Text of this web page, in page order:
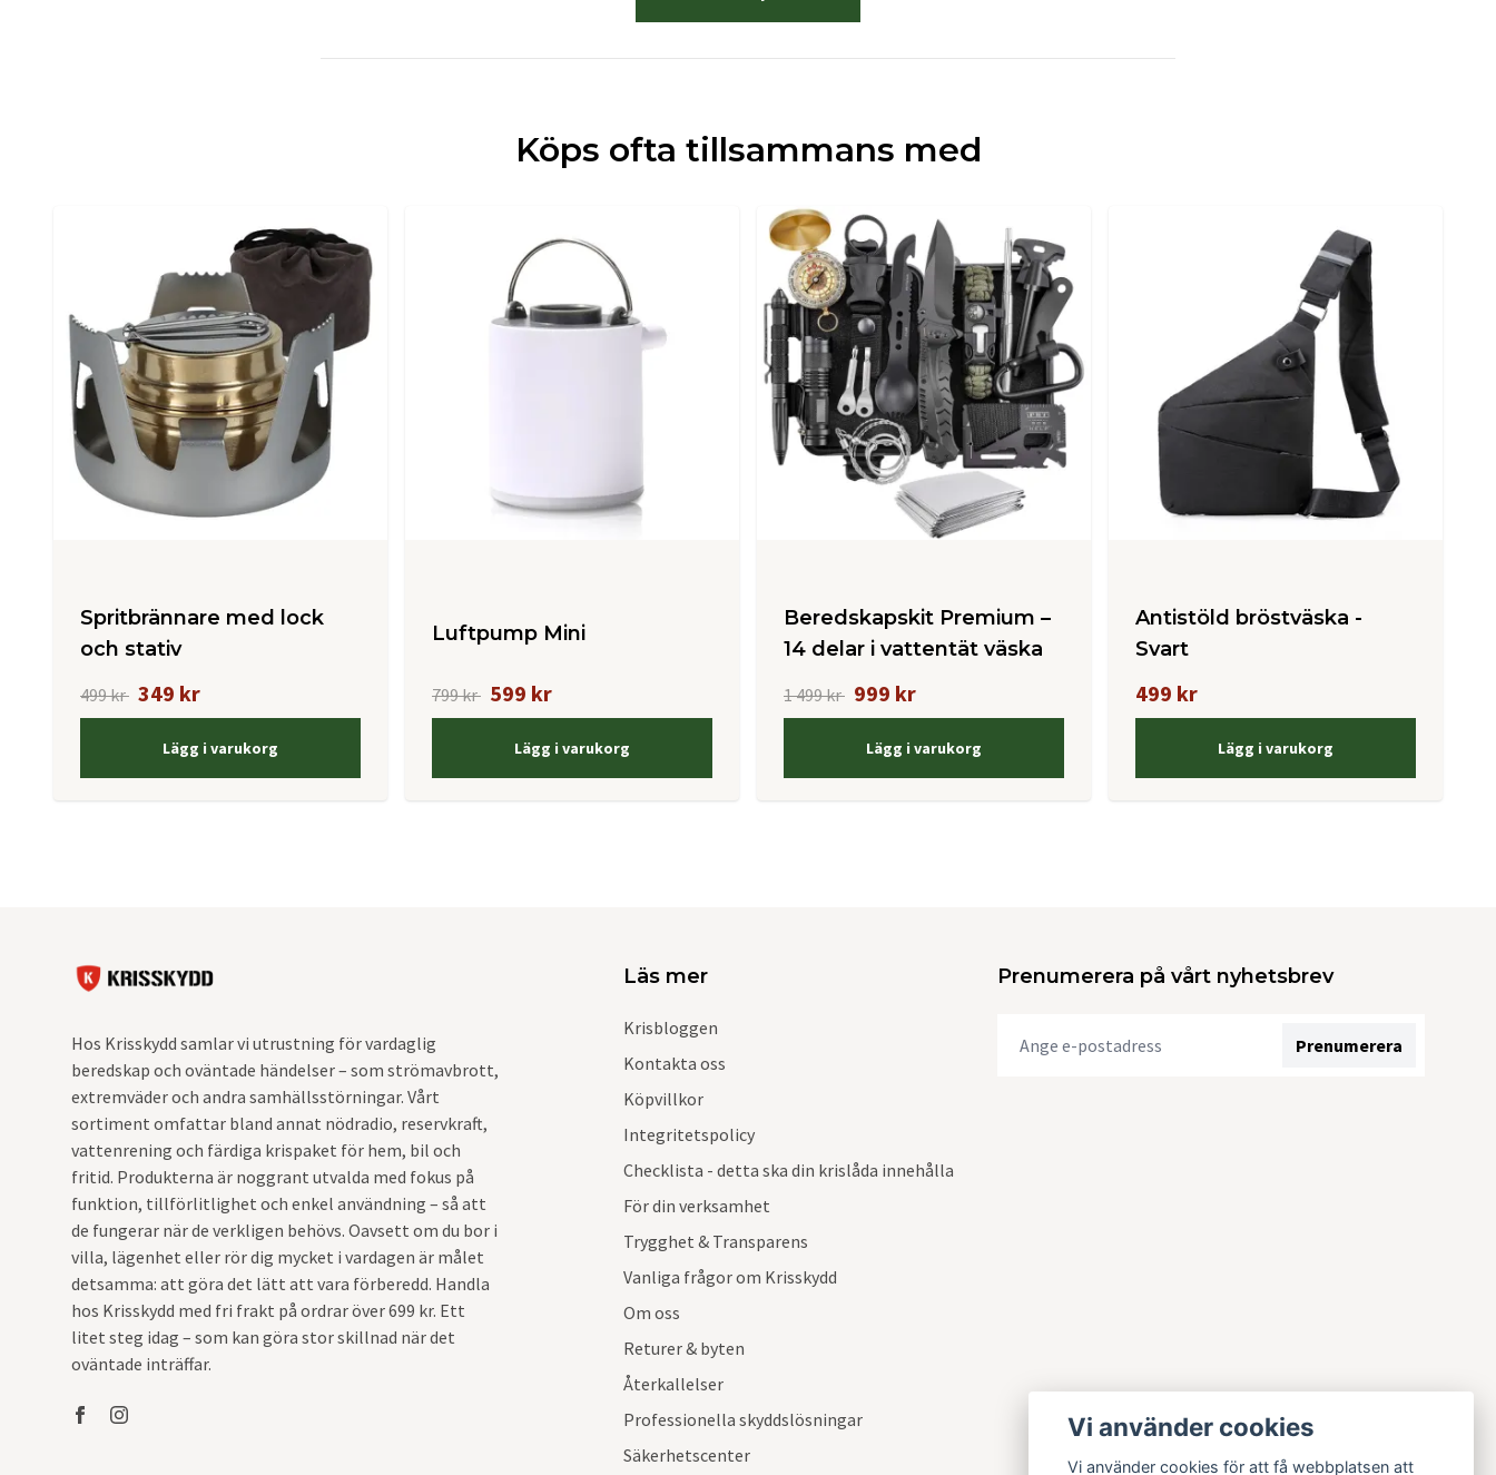
Köps ofta tillsammans med
Spritbrännare med lock
och stativ
499 kr 349 kr
Lägg i varukorg
Luftpump Mini
799 kr 599 kr
Lägg i varukorg
Beredskapskit Premium –
14 delar i vattentät väska
1 499 kr 999 kr
Lägg i varukorg
Antistöld bröstväska -
Svart
499 kr
Lägg i varukorg
Hos Krisskydd samlar vi utrustning för vardaglig
beredskap och oväntade händelser – som strömavbrott,
extremväder och andra samhällsstörningar. Vårt
sortiment omfattar bland annat nödradio, reservkraft,
vattenrening och färdiga krispaket för hem, bil och
fritid. Produkterna är noggrant utvalda med fokus på
funktion, tillförlitlighet och enkel användning – så att
de fungerar när de verkligen behövs. Oavsett om du bor i
villa, lägenhet eller rör dig mycket i vardagen är målet
detsamma: att göra det lätt att vara förberedd. Handla
hos Krisskydd med fri frakt på ordrar över 699 kr. Ett
litet steg idag – som kan göra stor skillnad när det
oväntade inträffar.
Läs mer
Krisbloggen
Kontakta oss
Köpvillkor
Integritetspolicy
Checklista - detta ska din krislåda innehålla
För din verksamhet
Trygghet & Transparens
Vanliga frågor om Krisskydd
Om oss
Returer & byten
Återkallelser
Professionella skyddslösningar
Säkerhetscenter
Prenumerera på vårt nyhetsbrev
Prenumerera
Vi använder cookies
Vi använder cookies för att få webbplatsen att